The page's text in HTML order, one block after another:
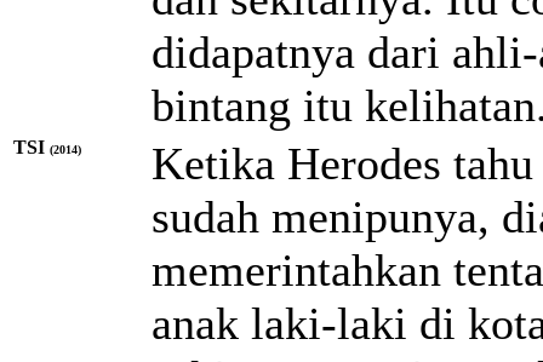
didapatnya dari
bintang itu
TSI (2014)
Ketika Herodes
sudah menipunya,
memerintahkan
anak laki-laki di